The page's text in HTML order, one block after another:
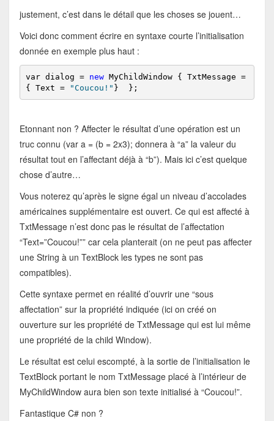
justement, c’est dans le détail que les choses se jouent…
Voici donc comment écrire en syntaxe courte l’initialisation
donnée en exemple plus haut :
var dialog = new MyChildWindow { TxtMessage =
{ Text =
"Coucou!" }  };
Etonnant non ? Affecter le résultat d’une opération est un
truc connu (var a = (b = 2x3); donnera à “a” la valeur du
résultat tout en l’affectant déjà à “b”). Mais ici c’est quelque
chose d’autre…
Vous noterez qu’après le signe égal un niveau d’accolades
américaines supplémentaire est ouvert. Ce qui est affecté à
TxtMessage n’est donc pas le résultat de l’affectation
“Text=”Coucou!”” car cela planterait (on ne peut pas affecter
une String à un TextBlock les types ne sont pas
compatibles).
Cette syntaxe permet en réalité d’ouvrir une “sous
affectation” sur la propriété indiquée (ici on créé on
ouverture sur les propriété de TxtMessage qui est lui même
une propriété de la child Window).
Le résultat est celui escompté, à la sortie de l’initialisation le
TextBlock portant le nom TxtMessage placé à l’intérieur de
MyChildWindow aura bien son texte initialisé à “Coucou!”.
Fantastique C# non ?